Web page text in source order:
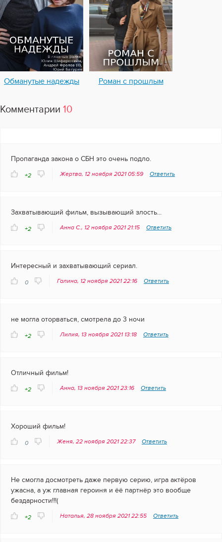
Обманутые надежды Роман с прошлым
Комментарии 10
Пропаганда закона о СБН это очень подло.
+2 Жертва, 12 ноября 2021 05:59 Ответить
Захватывающий фильм, вызывающий злость...
+2 Анна С., 12 ноября 2021 21:15 Ответить
Интересный и захватывающий сериал.
0 Галина, 12 ноября 2021 22:16 Ответить
не могла оторваться, смотрела до 3 ночи
+2 Лилия, 13 ноября 2021 13:18 Ответить
Отличный фильм!
+2 Анна, 13 ноября 2021 23:16 Ответить
Хороший фильм!
0 Женя, 22 ноября 2021 22:37 Ответить
Не смогла досмотреть даже первую серию, игра актёров
ужасна, а уж главная героиня и ёё партнёр это вообще
бездарности!!!(
+2 Наталья, 28 ноября 2021 22:55 Ответить